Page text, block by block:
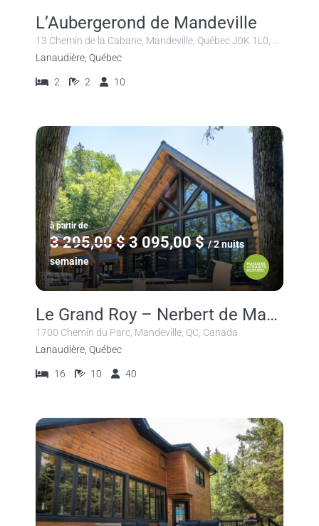
L’Aubergerond de Mandeville
Lanaudière, Québec
2 2 10
à partir de
3 295,00 $ 3 095,00 $ / 2 nuits
semaine
Le Grand Roy – Nerbert de Mandeville
1700 Chemin du Parc, Mandeville, QC, Canada
Lanaudière, Québec
16 10 40